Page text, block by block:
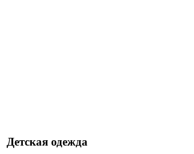
Детская одежда